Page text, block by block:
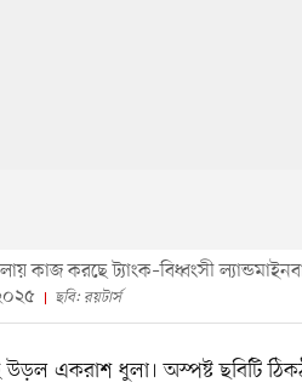
কাজ করছে ট্যাংক–বিধ্বংসী
ছবি: রয়টার্স
একরাশ ধুলা। অস্পষ্ট ছবিটি